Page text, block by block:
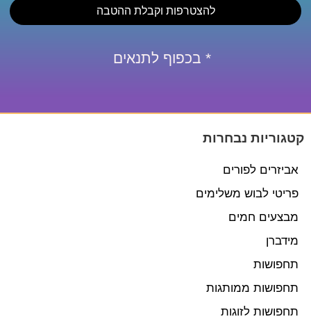
להצטרפות וקבלת ההטבה
* בכפוף לתנאים
קטגוריות נבחרות
אביזרים לפורים
פריטי לבוש משלימים
מבצעים חמים
מידברן
תחפושות
תחפושות ממותגות
תחפושות לזוגות